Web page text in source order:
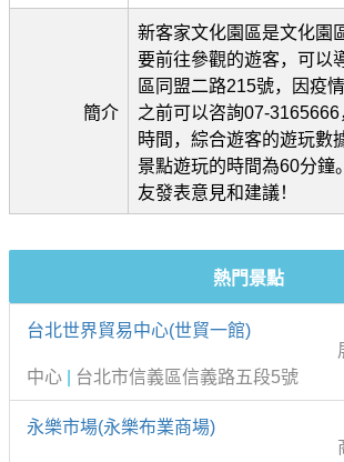
簡介
新客家文化園區是文化園
要前往參觀的遊客，可以
區同盟二路215號，因疫
之前可以咨詢07-
時間，綜合遊客的遊玩數
景點遊玩的時間為60分鐘
友發表意見和建議！
熱門景點
台北世界貿易中心(世貿一館)
中心
台北市信義區信義路五段5號
永樂市場(永樂布業商場)